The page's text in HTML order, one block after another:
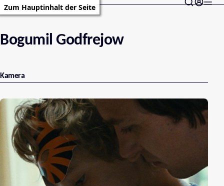
Zum Hauptinhalt der Seite
Bogumil Godfrejow
Kamera